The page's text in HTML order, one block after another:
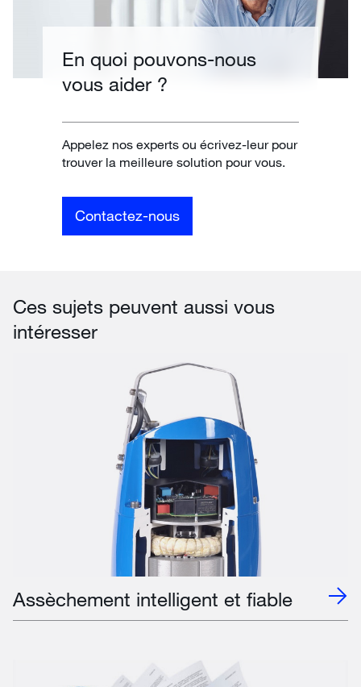
En quoi pouvons-nous
vous aider ?
Appelez nos experts ou écrivez-leur pour
trouver la meilleure solution pour vous.
Contactez-nous
Ces sujets peuvent aussi vous
intéresser
Assèchement intelligent et fiable